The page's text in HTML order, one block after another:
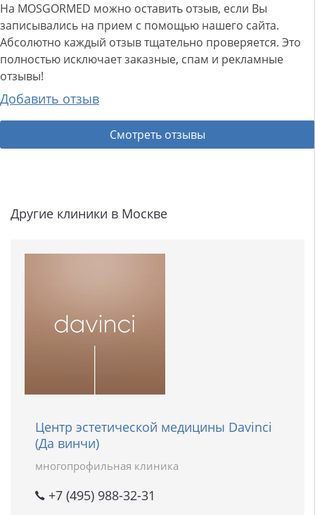
На MOSGORMED можно оставить отзыв, если Вы
записывались на прием с помощью нашего сайта.
Абсолютно каждый отзыв тщательно проверяется. Это
полностью исключает заказные, спам и рекламные
отзывы!
Добавить отзыв
Смотреть отзывы
Другие клиники в Москве
Центр эстетической медицины Davinci
(Да винчи)
многопрофильная клиника
+7 (495) 988-32-31